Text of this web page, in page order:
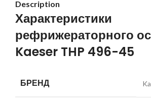
Description
Характеристики
рефрижераторного
Kaeser THP 496-45
БРЕНД